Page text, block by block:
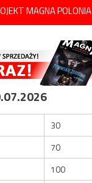
MAGNA POLONIA
30
70
100